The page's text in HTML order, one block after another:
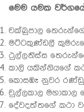
මෙම යමක
චක්ඛුපාල
මට්ටකුණ්ඩලී
ථුල්ලතිස්ස
කාලි යකින්නියගේ
කොසඹෑ නුවර
චුල්ලකාල
දේවදත්තගේ කථා